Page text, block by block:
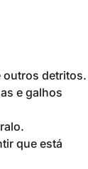
outros detritos.
e galhos
que está